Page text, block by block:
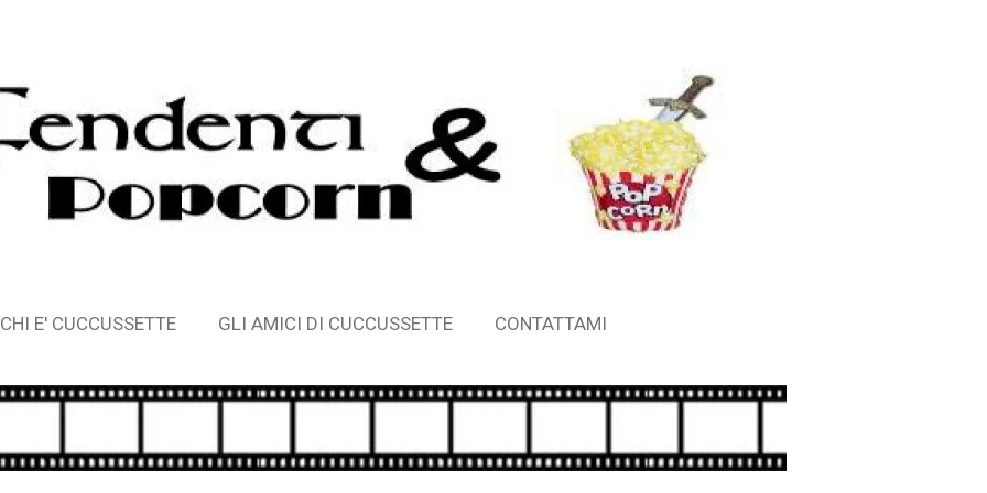
CHI E' CUCCUSSETTE GLI AMICI DI CUCCUSSETTE CONTATTAMI